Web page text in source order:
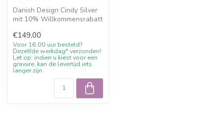
Danish Design Cindy Silver
mit 10% Willkommensrabatt
€149,00
Voor 16.00 uur besteld?
Dezelfde werkdag* verzonden!
Let op: indien u kiest voor een
gravure, kan de levertijd iets
langer zijn.